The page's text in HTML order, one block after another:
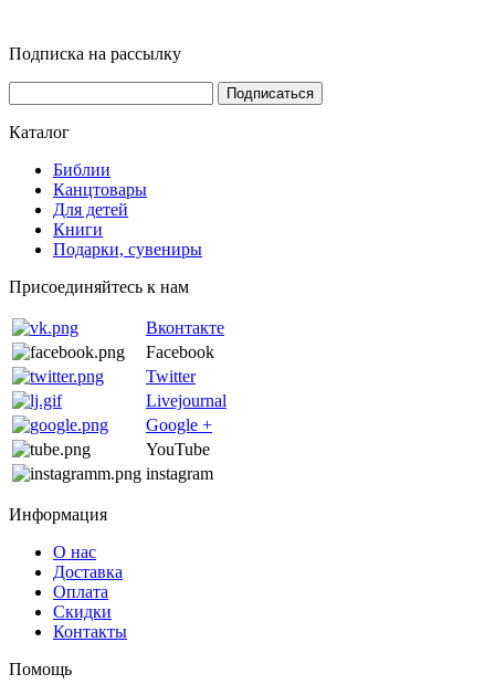
Подписка на рассылку
Каталог
Библии
Канцтовары
Для детей
Книги
Подарки, сувениры
Присоединяйтесь к нам
Вконтакте
Facebook
Twitter
Livejournal
Google +
YouTube
instagram
Информация
О нас
Доставка
Оплата
Скидки
Контакты
Помощь